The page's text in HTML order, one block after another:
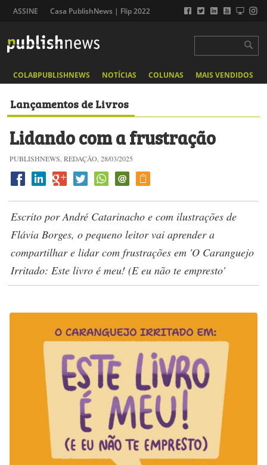
ASSINE Casa PublishNews | Flip 2022
COLABPUBLISHNEWS NOTÍCIAS COLUNAS MAIS VENDIDOS
Lançamentos de Livros
Lidando com a frustração
PUBLISHNEWS, REDAÇÃO, 28/03/2025
Escrito por André Catarinacho e com ilustrações de
Flávia Borges, o pequeno leitor vai aprender a
compartilhar e lidar com frustrações em 'O Caranguejo
Irritado: Este livro é meu! (E eu não te empresto'